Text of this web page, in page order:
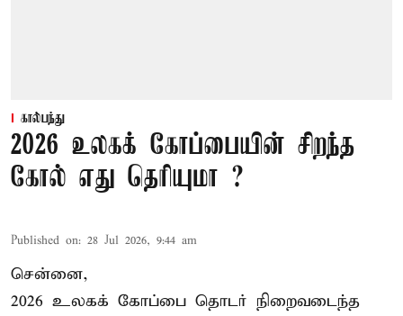
கால்பந்து
2026 உலகக் கோப்பையின் சிறந்த
கோல் எது தெரியுமா ?
Published on: 28 Jul 2026, 9:44 am
சென்னை,
2026 உலகக் கோப்பை தொடர் நிறைவடைந்த